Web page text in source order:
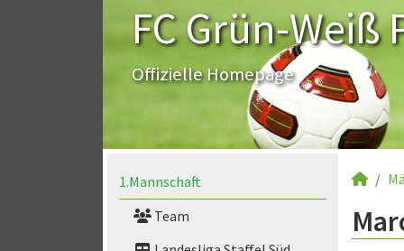
FC Grün-Weiß
Offizielle Homepage
1.Mannschaft
Team